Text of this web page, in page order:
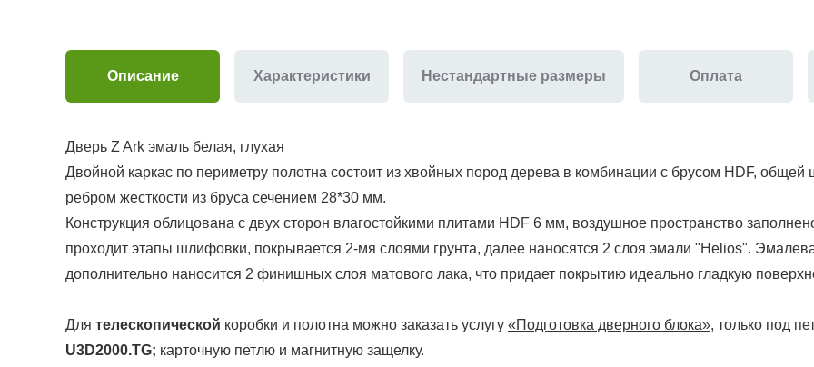
Описание Характеристики Нестандартные размеры Оплата
Дверь Z Ark эмаль белая, глухая
Двойной каркас по периметру полотна состоит из хвойных пород дерева в комбинации с брусом HDF,
ребром жесткости из бруса сечением 28*30 мм.
Конструкция облицована с двух сторон влагостойкими плитами HDF 6 мм, воздушное пространство
проходит этапы шлифовки, покрывается 2-мя слоями грунта, далее наносятся 2 слоя эмали "Helios".
дополнительно наносится 2 финишных слоя матового лака, что придает покрытию идеально гладкую
Для телескопической коробки и полотна можно заказать услугу «Подготовка дверного блока», только под
U3D2000.TG; карточную петлю и магнитную защелку.